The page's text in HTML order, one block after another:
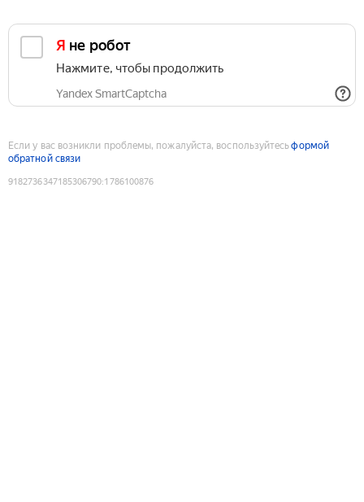
Я не робот
Нажмите, чтобы продолжить
Yandex SmartCaptcha
Если у вас возникли проблемы, пожалуйста, воспользуйтесьформой
обратной связи
9182736347185306790:1786100876